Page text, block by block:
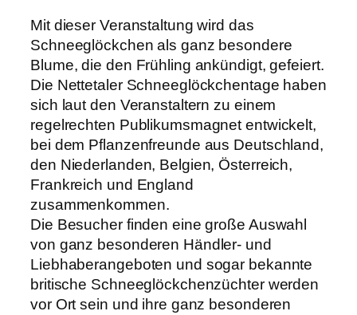
Mit dieser Veranstaltung wird das
Schneeglöckchen als ganz besondere
Blume, die den Frühling ankündigt, gefeiert.
Die Nettetaler Schneeglöckchentage haben
sich laut den Veranstaltern zu einem
regelrechten Publikumsmagnet entwickelt,
bei dem Pflanzenfreunde aus Deutschland,
den Niederlanden, Belgien, Österreich,
Frankreich und England
zusammenkommen.
Die Besucher finden eine große Auswahl
von ganz besonderen Händler- und
Liebhaberangeboten und sogar bekannte
britische Schneeglöckchenzüchter werden
vor Ort sein und ihre ganz besonderen